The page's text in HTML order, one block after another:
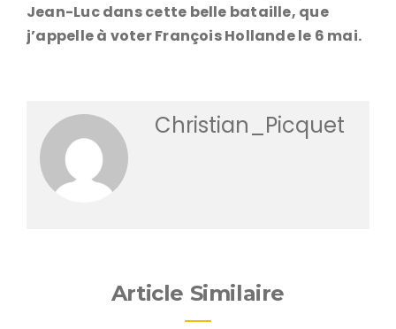
Jean-Luc dans cette belle bataille, que
j’appelle à voter François Hollande le 6 mai.
Christian_Picquet
Article Similaire